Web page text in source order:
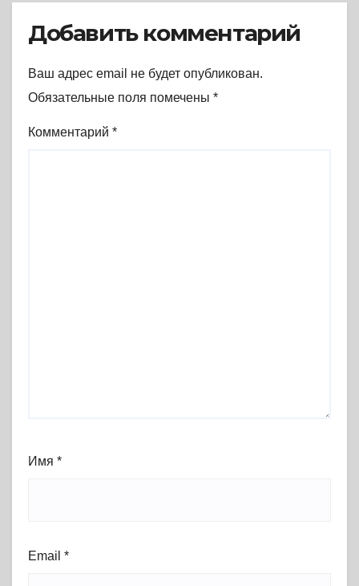
самосознания (1931-1956 гг.)
(2017) * Книга
Добавить комментарий
Ваш адрес email не будет опубликован.
Обязательные поля помечены *
Комментарий *
Имя *
Email *